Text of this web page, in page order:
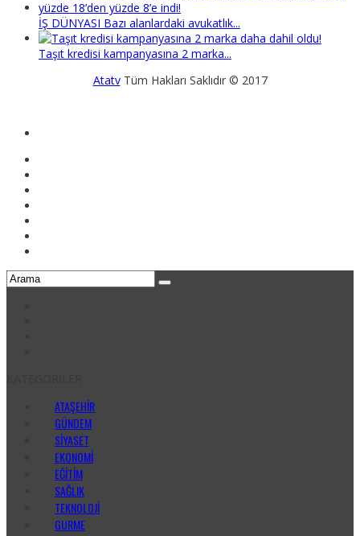
İŞ DÜNYASI Bazı alanlardaki avukatlık...
Taşıt kredisi kampanyasına 2 marka...
AtatvTüm Hakları Saklıdır © 2017
ATAŞEHİR
GÜNDEM
SİYASET
EKONOMİ
EĞİTİM
SAĞLIK
TEKNOLOJİ
GURME